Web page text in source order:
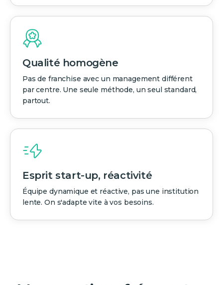
Qualité homogène
Pas de franchise avec un management différent
par centre. Une seule méthode, un seul standard,
partout.
Esprit start-up, réactivité
Équipe dynamique et réactive, pas une institution
lente. On s'adapte vite à vos besoins.